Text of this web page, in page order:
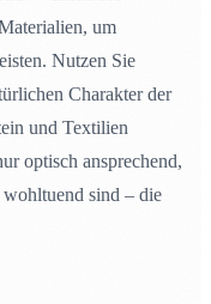
um
Nutzen Sie
Charakter der
und Textilien
optisch ansprechend,
wohltuend sind – die